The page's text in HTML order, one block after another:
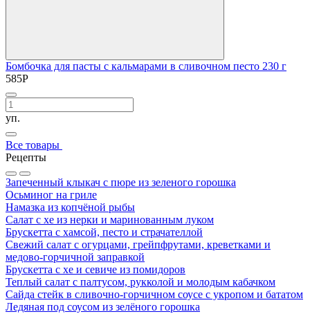
Бомбочка для пасты с кальмарами в сливочном песто 230 г
585Р
уп.
Все товары
Рецепты
Запеченный клыкач с пюре из зеленого горошка
Осьминог на гриле
Намазка из копчёной рыбы
Салат с хе из нерки и маринованным луком
Брускетта с хамсой, песто и страчателлой
Свежий салат с огурцами, грейпфрутами, креветками и
медово-горчичной заправкой
Брускетта с хе и севиче из помидоров
Теплый салат с палтусом, рукколой и молодым кабачком
Сайда стейк в сливочно-горчичном соусе с укропом и бататом
Ледяная под соусом из зелёного горошка